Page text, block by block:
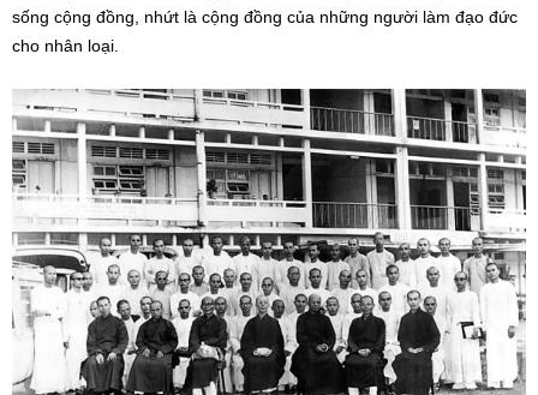
sống cộng đồng, nhứt là cộng đồng của những người làm đạo đức
cho nhân loại.